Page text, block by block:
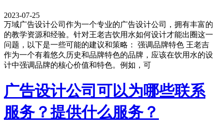
2023-07-25
万域广告设计公司作为一个专业的广告设计公司，拥有丰富的
的教学资源和经验。针对王老吉饮用水如何设计才能出圈这一
问题，以下是一些可能的建议和策略： 强调品牌特色 王老吉
作为一个有着悠久历史和品牌特色的品牌，应该在饮用水的设
计中强调品牌的核心价值和特色。例如，可
广告设计公司可以为哪些联系
服务？提供什么服务？